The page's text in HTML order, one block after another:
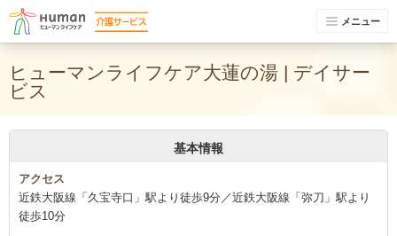
メニュー
ヒューマンライフケア大蓮の湯 | デイサー
ビス
基本情報
アクセス
近鉄大阪線「久宝寺口」駅より徒歩9分／近鉄大阪線「弥刀」駅より
徒歩10分